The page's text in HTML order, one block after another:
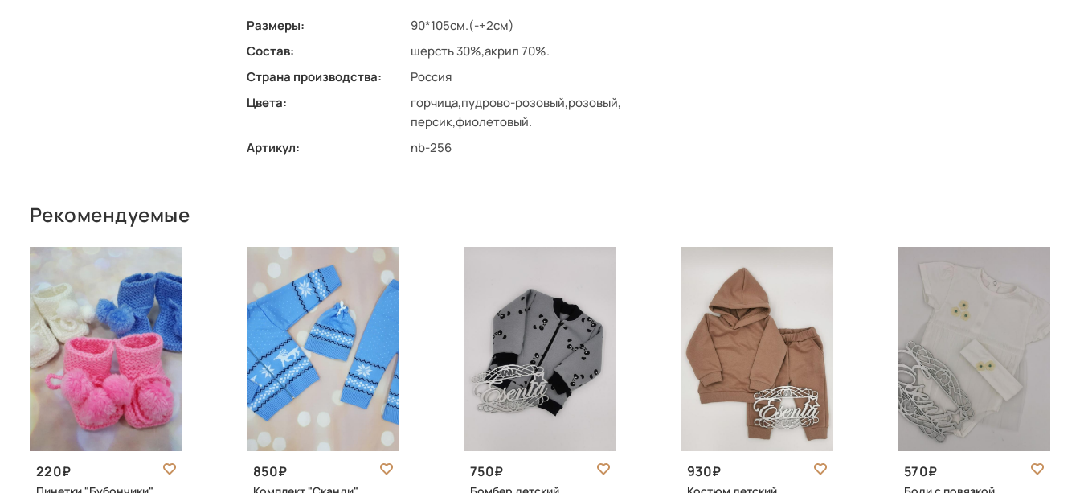
Размеры:
90*105см.(-+2см)
Состав:
шерсть 30%,акрил 70%.
Страна производства:
Россия
Цвета:
горчица,пудрово-розовый,розовый,
персик,фиолетовый.
Артикул:
nb-256
Рекомендуемые
220 850 750 930 570